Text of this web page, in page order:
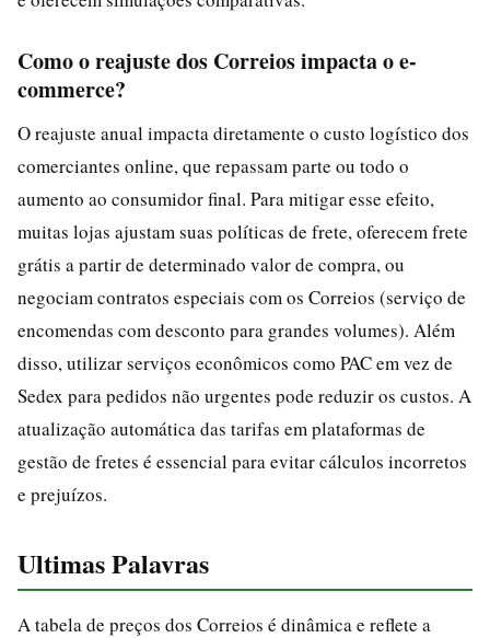
Como o reajuste dos Correios impacta o e-
commerce?
O reajuste anual impacta diretamente o custo logístico dos
comerciantes online, que repassam parte ou todo o
aumento ao consumidor final. Para mitigar esse efeito,
muitas lojas ajustam suas políticas de frete, oferecem frete
grátis a partir de determinado valor de compra, ou
negociam contratos especiais com os Correios (serviço de
encomendas com desconto para grandes volumes). Além
disso, utilizar serviços econômicos como PAC em vez de
Sedex para pedidos não urgentes pode reduzir os custos. A
atualização automática das tarifas em plataformas de
gestão de fretes é essencial para evitar cálculos incorretos
e prejuízos.
Ultimas Palavras
A tabela de preços dos Correios é dinâmica e reflete a